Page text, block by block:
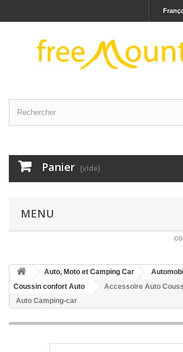
Panier (vide)
MENU
Auto, Moto et Camping Car
Coussin confort Auto
Accessoire Auto
Auto Camping-car